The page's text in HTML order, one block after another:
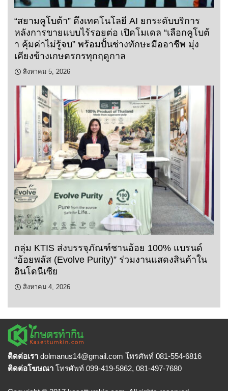
“สยามคูโบต้า” ดึงเทคโนโลยี AI ยกระดับบริการ
หลังการขายแบบไร้รอยต่อ เปิดโมเดล “เลือกคูโบต้
า คุ้มค่าไม่รู้จบ” พร้อมปั้นช่างทักษะมืออาชีพ มุ่ง
เคียงข้างเกษตรกรทุกฤดูกาล
สิงหาคม 5, 2026
กลุ่ม KTIS ส่งบรรจุภัณฑ์ชานอ้อย 100% แบรนด์
“อ้อยพลัส (Evolve Purity)” ร่วมงานแสดงสินค้าใน
อินโดนีเซีย
สิงหาคม 4, 2026
ติดต่อเรา dolmanus14@gmail.com โทรศัพท์ 081-554-6816
ติดต่อโฆษณา โทรศัพท์ 099-419-5862, 081-497-7680